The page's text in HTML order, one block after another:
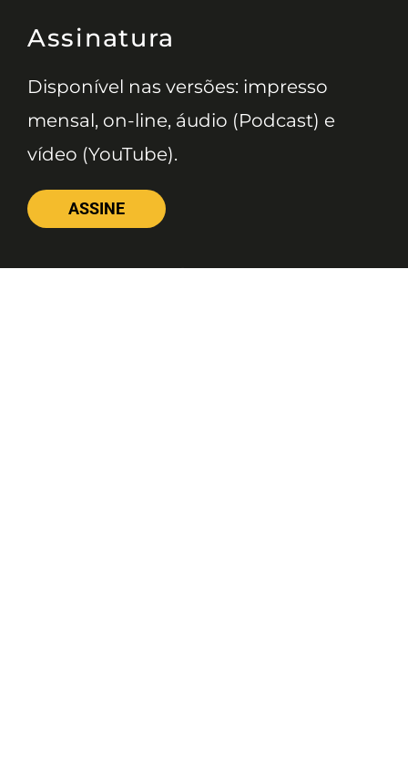
Assinatura
Disponível nas versões: impresso
mensal, on-line, áudio (Podcast) e
vídeo (YouTube).
ASSINE
Nossas Redes